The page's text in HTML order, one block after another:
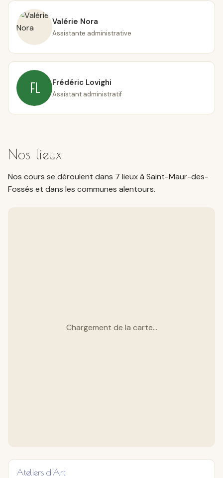
Valérie Nora
Assistante administrative
FL Frédéric Lovighi
Assistant administratif
Nos lieux
Nos cours se déroulent dans 7 lieux à Saint-Maur-des-
Fossés et dans les communes alentours.
Chargement de la carte…
Ateliers d'Art